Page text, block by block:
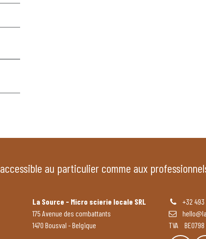
accessible au particulier comme aux
La Source - Micro scierie locale SRL
175 Avenue des combattants
1470 Bousval - Belgique
+32
TVA BE0798